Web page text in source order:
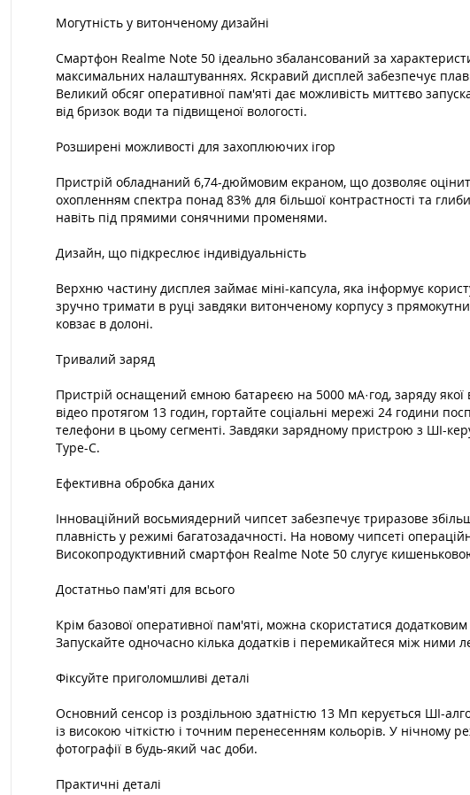
Могутність у витонченому дизайні
Смартфон Realme Note 50 ідеально збалансований за
максимальних налаштуваннях. Яскравий дисплей забезпечує
Великий обсяг оперативної пам'яті дає можливість миттєво
від бризок води та підвищеної вологості.
Розширені можливості для захоплюючих ігор
Пристрій обладнаний 6,74-дюймовим екраном, що дозволяє
охопленням спектра понад 83% для більшої контрастності та
навіть під прямими сонячними променями.
Дизайн, що підкреслює індивідуальність
Верхню частину дисплея займає міні-капсула, яка інформує
зручно тримати в руці завдяки витонченому корпусу з
ковзає в долоні.
Тривалий заряд
Пристрій оснащений ємною батареєю на 5000 мА·год, заряду
відео протягом 13 годин, гортайте соціальні мережі 24 години
телефони в цьому сегменті. Завдяки зарядному пристрою з ШІ-
Type-C.
Ефективна обробка даних
Інноваційний восьмиядерний чипсет забезпечує триразове
плавність у режимі багатозадачності. На новому чипсеті
Високопродуктивний смартфон Realme Note 50 слугує
Достатньо пам'яті для всього
Крім базової оперативної пам'яті, можна скористатися
Запускайте одночасно кілька додатків і перемикайтеся між ними
Фіксуйте приголомшливі деталі
Основний сенсор із роздільною здатністю 13 Мп керується ШІ-
із високою чіткістю і точним перенесенням кольорів. У нічному
фотографії в будь-який час доби.
Практичні деталі